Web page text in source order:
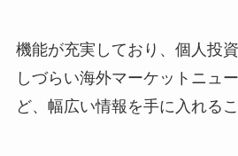
機能が充実しており、個人投
しづらい海外マーケットニュ
ど、幅広い情報を手に入れる